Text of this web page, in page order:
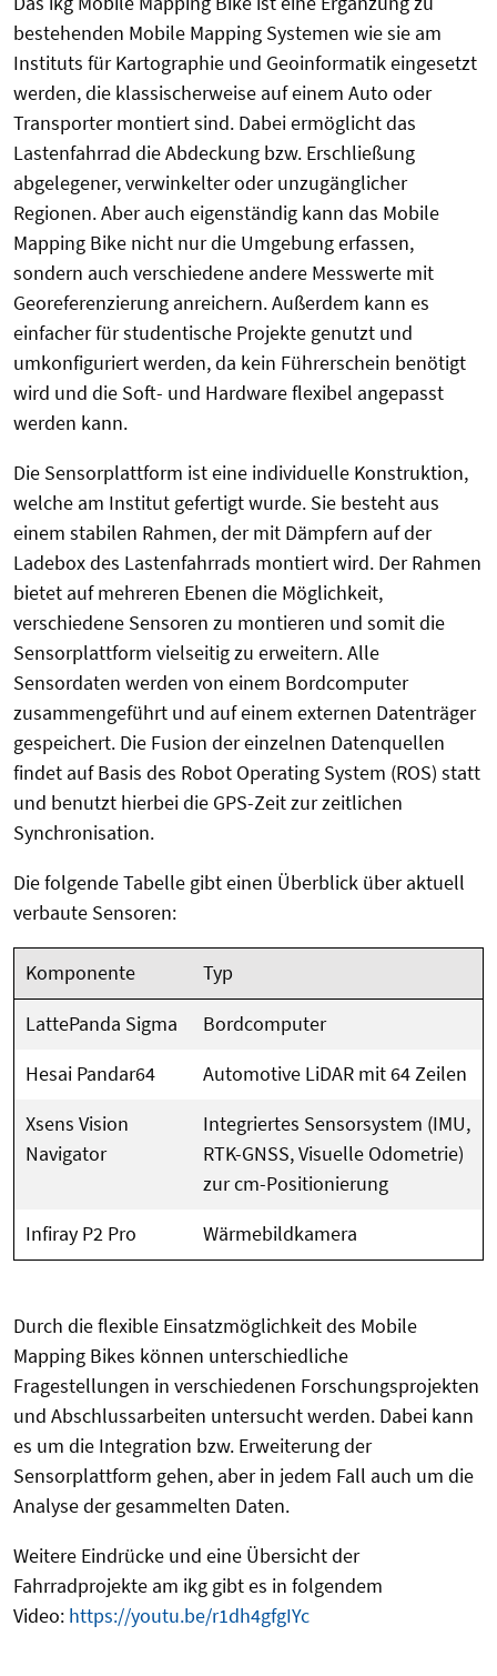
bestehenden Mobile Mapping Systemen wie sie am
Instituts für Kartographie und Geoinformatik eingesetzt
werden, die klassischerweise auf einem Auto oder
Transporter montiert sind. Dabei ermöglicht das
Lastenfahrrad die Abdeckung bzw. Erschließung
abgelegener, verwinkelter oder unzugänglicher
Regionen. Aber auch eigenständig kann das Mobile
Mapping Bike nicht nur die Umgebung erfassen,
sondern auch verschiedene andere Messwerte mit
Georeferenzierung anreichern. Außerdem kann es
einfacher für studentische Projekte genutzt und
umkonfiguriert werden, da kein Führerschein benötigt
wird und die Soft- und Hardware flexibel angepasst
werden kann.
Die Sensorplattform ist eine individuelle Konstruktion,
welche am Institut gefertigt wurde. Sie besteht aus
einem stabilen Rahmen, der mit Dämpfern auf der
Ladebox des Lastenfahrrads montiert wird. Der Rahmen
bietet auf mehreren Ebenen die Möglichkeit,
verschiedene Sensoren zu montieren und somit die
Sensorplattform vielseitig zu erweitern. Alle
Sensordaten werden von einem Bordcomputer
zusammengeführt und auf einem externen Datenträger
gespeichert. Die Fusion der einzelnen Datenquellen
findet auf Basis des Robot Operating System (ROS) statt
und benutzt hierbei die GPS-Zeit zur zeitlichen
Synchronisation.
Die folgende Tabelle gibt einen Überblick über aktuell
verbaute Sensoren:
Komponente
Typ
LattePanda Sigma
Bordcomputer
Hesai Pandar64
Automotive LiDAR mit 64 Zeilen
Xsens Vision
Navigator
Integriertes Sensorsystem (IMU,
RTK-GNSS, Visuelle Odometrie)
zur cm-Positionierung
Infiray P2 Pro
Wärmebildkamera
Durch die flexible Einsatzmöglichkeit des Mobile
Mapping Bikes können unterschiedliche
Fragestellungen in verschiedenen Forschungsprojekten
und Abschlussarbeiten untersucht werden. Dabei kann
es um die Integration bzw. Erweiterung der
Sensorplattform gehen, aber in jedem Fall auch um die
Analyse der gesammelten Daten.
Weitere Eindrücke und eine Übersicht der
Fahrradprojekte am ikg gibt es in folgendem
Video: https://youtu.be/r1dh4gfgIYc